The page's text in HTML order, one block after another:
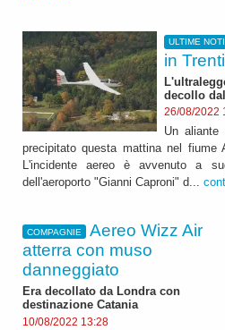
ULTIME
in
decollo
26/08/2022
Un
precipitato questa mattina nel fiume
L'incidente aereo è avvenuto a
dell'aeroporto "Gianni Caproni" d...
COMPAGNIE
Aereo Wizz Air
atterra con muso
danneggiato
Era decollato da Londra con
destinazione Catania
10/08/2022 13:28